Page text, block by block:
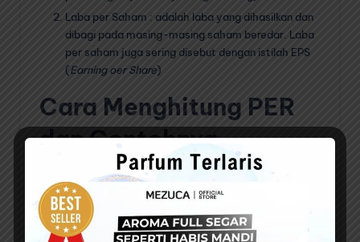
Laba per Saham : adalah laba yang dihasilkan dan
dibagi pada masing-masing saham beredar. Laba
per saham juga sering disebut dengan istilah EPS
(Earning oer Share)
Cara Menghitung PER
dan Contohnya
PER (Price to Earnings Ratio) adalah salah satu rasio
valuasi yang digunakan untuk menilai harga saham
perusahaan. PER menggambarkan hubungan antara
harga saham perusahaan dengan laba bersih yang